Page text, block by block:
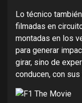
Lo técnico
filmadas en
montadas en los
para generar
girar, sino de
conducen, con